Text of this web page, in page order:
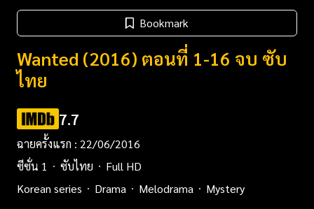
Bookmark
Wanted (2016) ตอนที่ 1-16 จบ ซับ
ไทย
7.7
ฉายครั้งแรก : 22/06/2016
ซีซั่น 1
ซับไทย
Full HD
Korean series
Drama Melodrama Mystery